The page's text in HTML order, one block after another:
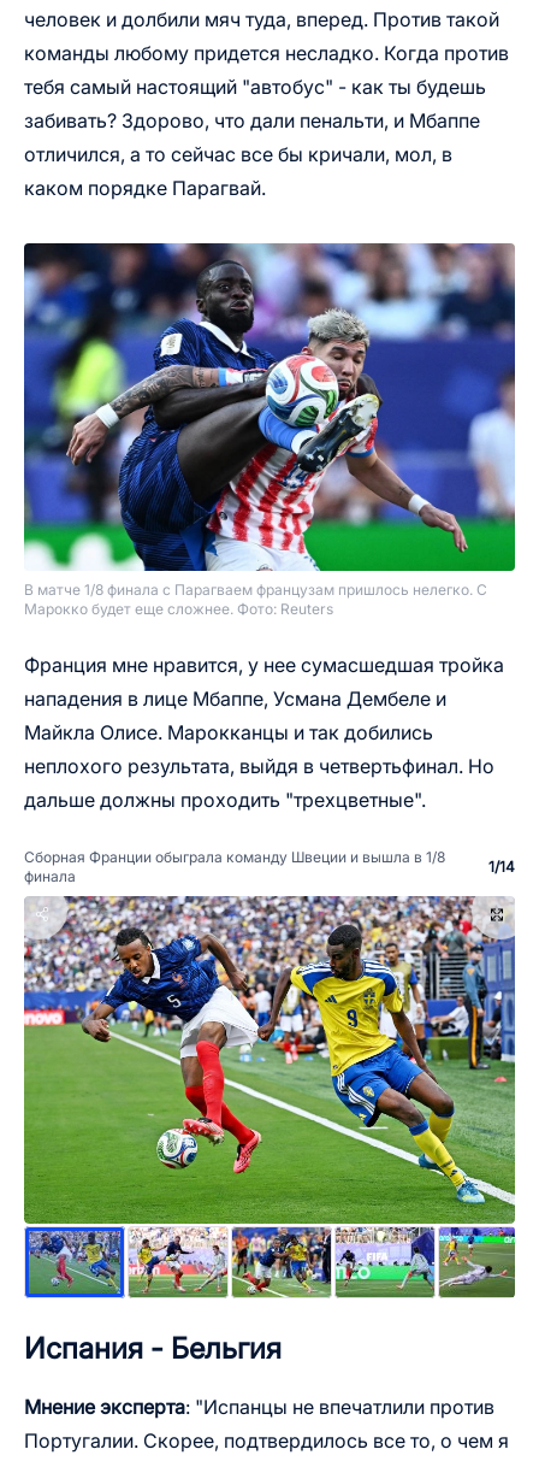
человек и долбили мяч туда, вперед. Против такой
команды любому придется несладко. Когда против
тебя самый настоящий "автобус" - как ты будешь
забивать? Здорово, что дали пенальти, и Мбаппе
отличился, а то сейчас все бы кричали, мол, в
каком порядке Парагвай.
В матче 1/8 финала с Парагваем французам пришлось нелегко. С
Марокко будет еще сложнее. Фото: Reuters
Франция мне нравится, у нее сумасшедшая тройка
нападения в лице Мбаппе, Усмана Дембеле и
Майкла Олисе. Марокканцы и так добились
неплохого результата, выйдя в четвертьфинал. Но
дальше должны проходить "трехцветные".
Сборная Франции обыграла команду Швеции и вышла в 1/8
финала
1/14
Испания - Бельгия
Мнение эксперта: "Испанцы не впечатлили против
Португалии. Скорее, подтвердилось все то, о чем я